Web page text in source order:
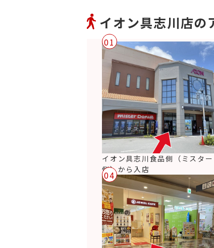
イオン具志川店の
01
イオン具志川食品側（ミスタ
側）から入店
04